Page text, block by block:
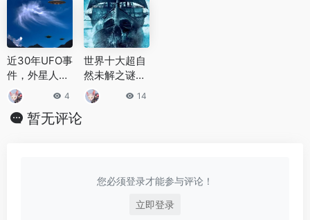
近30年UFO事
件，外星人竟
一直在我们身
边？
4
世界十大超自
然未解之谜有
哪些，据说科
学都无法解释
14
暂无评论
您必须登录才能参与评论！
立即登录